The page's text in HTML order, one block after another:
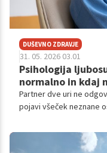
DUŠEVNO ZDRAVJE
31. 05. 2026 03.01
Psihologija
normalno in kdaj
Partner dve uri ne
pojavi všeček neznane